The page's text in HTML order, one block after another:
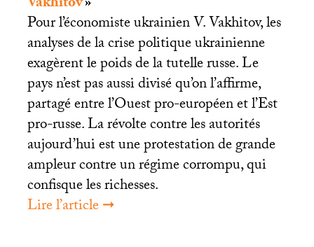
Pour l’économiste ukrainien V. Vakhitov, les
analyses de la crise politique ukrainienne
exagèrent le poids de la tutelle russe. Le
pays n’est pas aussi divisé qu’on l’affirme,
partagé entre l’Ouest pro-européen et l’Est
pro-russe. La révolte contre les autorités
aujourd’hui est une protestation de grande
ampleur contre un régime corrompu, qui
confisque les richesses.
Lire l’article ➞